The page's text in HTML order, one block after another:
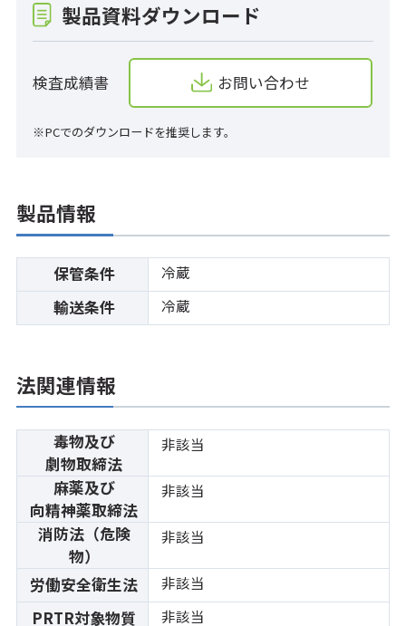
製品資料ダウンロード
検査成績書 お問い合わせ
※PCでのダウンロードを推奨します。
製品情報
保管条件 冷蔵
輸送条件 冷蔵
法関連情報
毒物及び
劇物取締法
非該当
麻薬及び
向精神薬取締法
非該当
消防法（危険
物）
非該当
労働安全衛生法 非該当
PRTR対象物質 非該当